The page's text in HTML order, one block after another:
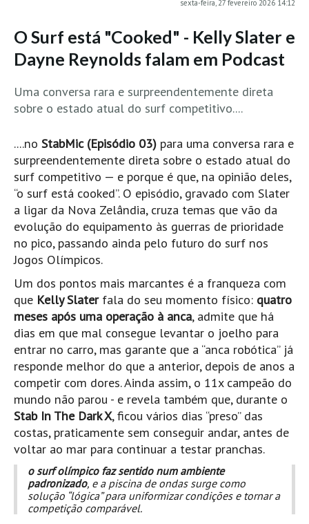
Vila Praia de Âncora HD
Viana do Castelo HD
Ofir
Aguçadoura HD
Póvoa de Varzim
Póvoa de Varzim - Ferrari HD
Azurara HD
Praia de Árvore - Areal HD
Mindelo
Mindelo meia laranja HD
Pedras do Corgo - Melanina HD
Cabo do Mundo HD
Leça - L'Kodak (Aterro) HD
Leça da Palmeira HD
Leça da Palmeira bar Oscar HD
Matosinhos HD
Matosinhos - Vagas Bar HD
Cabedelo do Porto
Espinho vista aérea HD
Espinho - Silvalde HD
sexta-feira, 27 fevereiro 2026 14:12
O Surf está "Cooked" - Kelly Slater e
Dayne Reynolds falam em Podcast
Uma conversa rara e surpreendentemente direta
sobre o estado atual do surf competitivo....
....no StabMic (Episódio 03) para uma conversa rara e
surpreendentemente direta sobre o estado atual do
surf competitivo — e porque é que, na opinião deles,
“o surf está cooked”. O episódio, gravado com Slater
a ligar da Nova Zelândia, cruza temas que vão da
evolução do equipamento às guerras de prioridade
no pico, passando ainda pelo futuro do surf nos
Jogos Olímpicos.
Um dos pontos mais marcantes é a franqueza com
que Kelly Slaterfala do seu momento físico: quatro
meses após uma operação à anca, admite que há
dias em que mal consegue levantar o joelho para
entrar no carro, mas garante que a “anca robótica” já
responde melhor do que a anterior, depois de anos a
competir com dores. Ainda assim, o 11x campeão do
mundo não parou - e revela também que, durante o
Stab In The Dark X, ficou vários dias “preso” das
costas, praticamente sem conseguir andar, antes de
voltar ao mar para continuar a testar pranchas.
o surf olímpico faz sentido num ambiente
padronizado, e a piscina de ondas surge como
solução “lógica” para uniformizar condições e tornar a
competição comparável.